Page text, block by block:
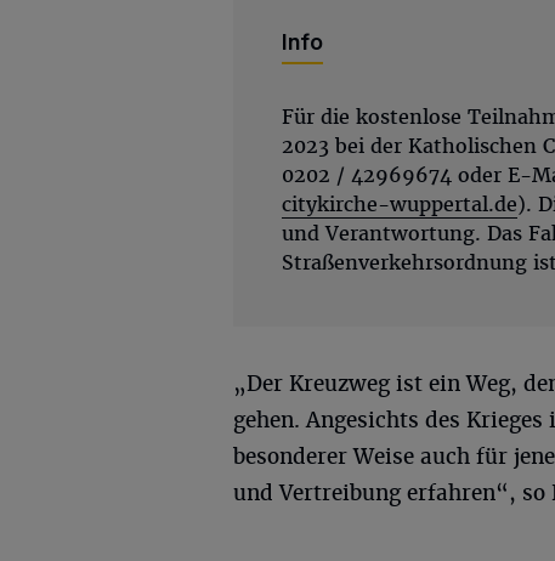
Info
Für die kostenlose
2023 bei der Katholischen
0202 / 42969674 oder E-
citykirche-wuppertal.de).
und Verantwortung. Das
Straßenverkehrsordnung
„Der Kreuzweg ist ein Weg,
gehen. Angesichts des
besonderer Weise auch für
und Vertreibung erfahren“, so